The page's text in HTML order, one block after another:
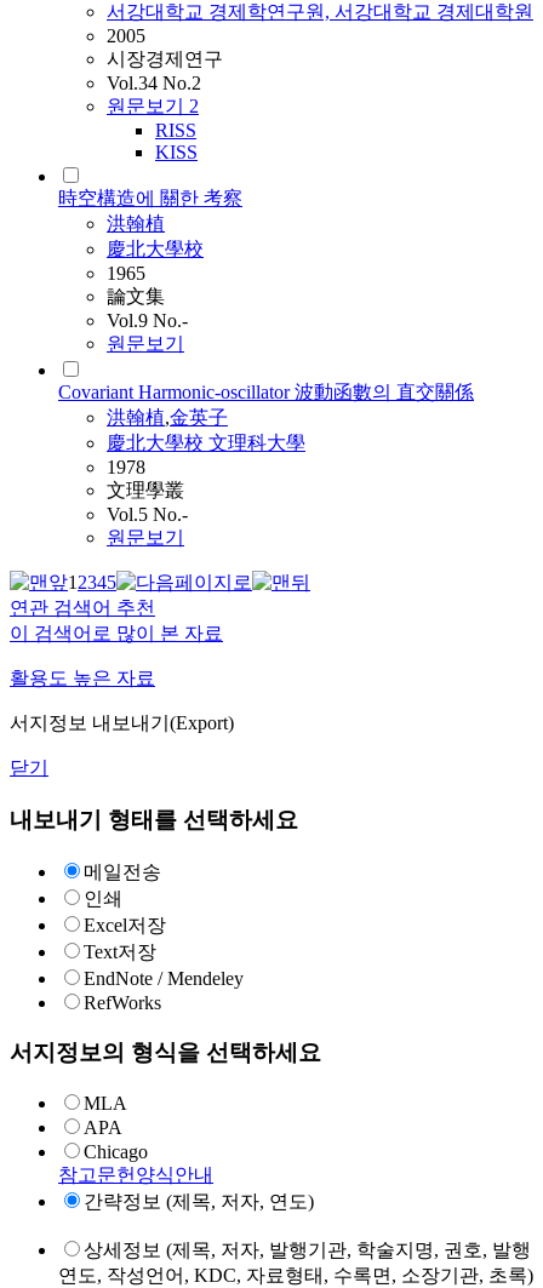
서강대학교 경제학연구원, 서강대학교 경제대학원
2005
시장경제연구
Vol.34 No.2
원문보기 2
RISS
KISS
時空構造에 關한 考察
洪翰植
慶北大學校
1965
論文集
Vol.9 No.-
원문보기
Covariant Harmonic-oscillator 波動函數의 直交關係
洪翰植,金英子
慶北大學校 文理科大學
1978
文理學叢
Vol.5 No.-
원문보기
12345
연관 검색어 추천
이 검색어로 많이 본 자료
활용도 높은 자료
서지정보 내보내기(Export)
닫기
내보내기 형태를 선택하세요
메일전송
인쇄
Excel저장
Text저장
EndNote / Mendeley
RefWorks
서지정보의 형식을 선택하세요
MLA
APA
Chicago
참고문헌양식안내
간략정보 (제목, 저자, 연도)
상세정보 (제목, 저자, 발행기관, 학술지명, 권호, 발행
연도, 작성언어, KDC, 자료형태, 수록면, 소장기관, 초록)